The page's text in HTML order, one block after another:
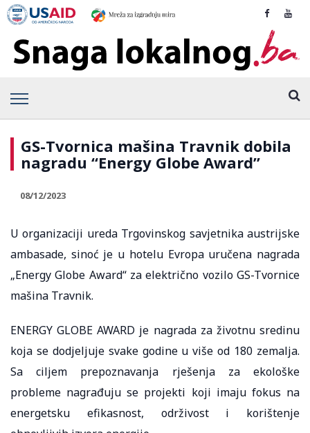
GS-Tvornica mašina Travnik dobila
nagradu “Energy Globe Award”
08/12/2023
U organizaciji ureda Trgovinskog savjetnika austrijske
ambasade, sinoć je u hotelu Evropa uručena nagrada
„Energy Globe Award“ za električno vozilo GS-Tvornice
mašina Travnik.
ENERGY GLOBE AWARD je nagrada za životnu sredinu
koja se dodjeljuje svake godine u više od 180 zemalja.
Sa ciljem prepoznavanja rješenja za ekološke
probleme nagrađuju se projekti koji imaju fokus na
energetsku efikasnost, održivost i korištenje